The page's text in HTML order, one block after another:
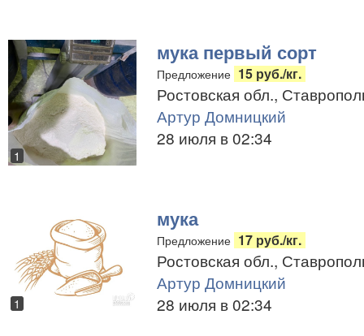
1
мука первый сорт
Предложение 15 руб./кг.
Ростовская обл.,
Артур Домницкий
28 июля в 02:34
1
мука
Предложение 17 руб./кг.
Ростовская обл.,
Артур Домницкий
28 июля в 02:34